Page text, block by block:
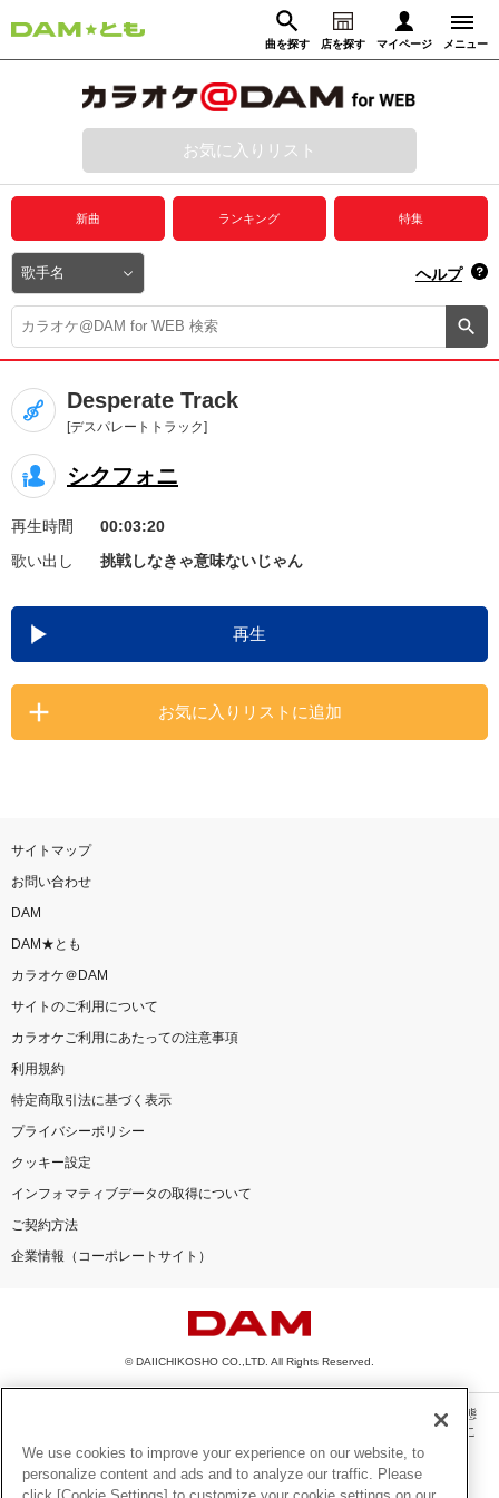
曲を探す 店を探す マイページ メニュー
動画からさがす 録音からさがす
ログイン
プレミアムサービス
DAM★とも動画
DAM★とも録音
カラオケ＠DAM
ユーザー検索
キャンペーン
お知らせ よくあるご質問
DAMの新曲・ランキングなど
カラオケ最新情報をチェック！
お気に入りリスト
新曲 ランキング 特集
ヘルプ
Desperate Track
[デスパレートトラック]
シクフォニ
再生時間
00:03:20
歌い出し
挑戦しなきゃ意味ないじゃん
再生
お気に入りリストに追加
サイトマップ
お問い合わせ
DAM
DAM★とも
カラオケ＠DAM
サイトのご利用について
カラオケご利用にあたっての注意事項
利用規約
特定商取引法に基づく表示
プライバシーポリシー
クッキー設定
インフォマティブデータの取得について
ご契約方法
企業情報（コーポレートサイト）
© DAIICHIKOSHO CO.,LTD. All Rights Reserved.
このサイトに掲載されている一切の文章・画像・写真・動画・音声等を、手段や形態
を問わず、著作権法の定める範囲を超えて無断で複製、転載、ファイル化などするこ
とを禁じます。
楽曲及びコンテンツは、機種によりご利用いただけない場合があります。
We use cookies to improve your experience on our website, to
personalize content and ads and to analyze our traffic. Please